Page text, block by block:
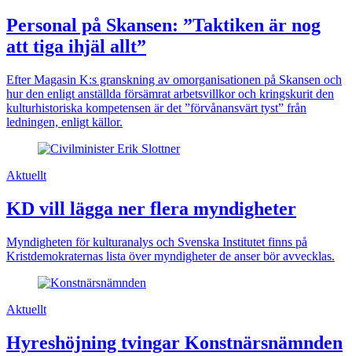
Personal på Skansen: ”Taktiken är nog
att tiga ihjäl allt”
Efter Magasin K:s granskning av omorganisationen på Skansen och
hur den enligt anställda försämrat arbetsvillkor och kringskurit den
kulturhistoriska kompetensen är det ”förvånansvärt tyst” från
ledningen, enligt källor.
Aktuellt
KD vill lägga ner flera myndigheter
Myndigheten för kulturanalys och Svenska Institutet finns på
Kristdemokraternas lista över myndigheter de anser bör avvecklas.
Aktuellt
Hyreshöjning tvingar Konstnärsnämnden